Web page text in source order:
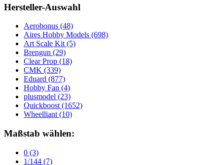
Hersteller-Auswahl
Aerobonus (48)
Aires Hobby Models (698)
Art Scale Kit (5)
Brengun (29)
Clear Prop (18)
CMK (339)
Eduard (877)
Hobby Fan (4)
plusmodel (23)
Quickboost (1652)
Wheelliant (10)
Maßstab wählen:
0 (3)
1/144 (7)